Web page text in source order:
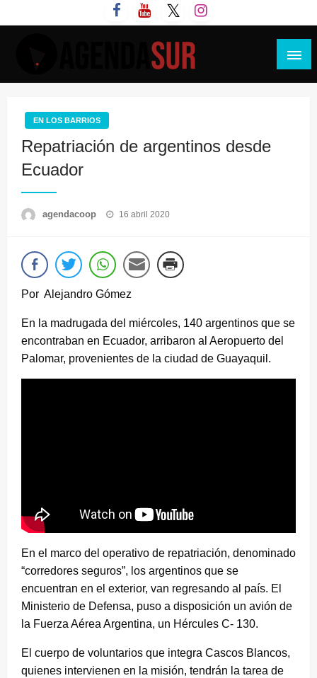
al
EN LOS BARRIOS
Repatriación de argentinos desde
Ecuador
agendacoop
Publicado
16 abril 2020
Por Alejandro Gómez
En la madrugada del miércoles, 140 argentinos que se
encontraban en Ecuador, arribaron al Aeropuerto del
Palomar, provenientes de la ciudad de Guayaquil.
En el marco del operativo de repatriación, denominado
“corredores seguros”, los argentinos que se
encuentran en el exterior, van regresando al país. El
Ministerio de Defensa, puso a disposición un avión de
la Fuerza Aérea Argentina, un Hércules C- 130.
El cuerpo de voluntarios que integra Cascos Blancos,
quienes intervienen en la misión, tendrán la tarea de